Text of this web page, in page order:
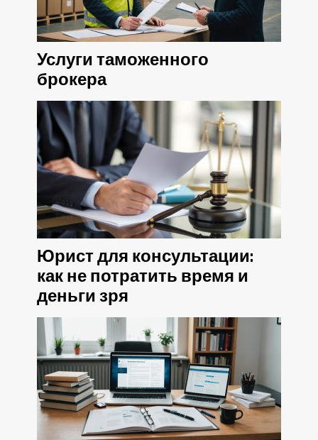
Услуги таможенного
брокера
Юрист для консультации:
как не потратить время и
деньги зря